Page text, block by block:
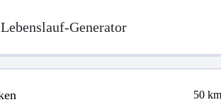
Lebenslauf-Generator
50km